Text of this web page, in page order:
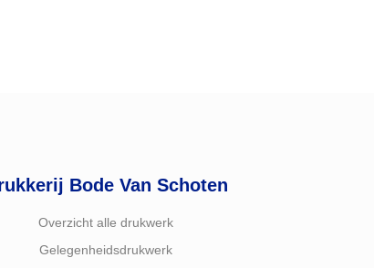
Bode Van Schoten
Overzicht alle drukwerk
Gelegenheidsdrukwerk